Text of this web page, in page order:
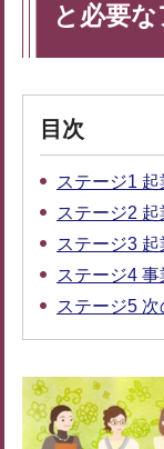
と必要
目次
ステージ1
ステージ2
ステージ3
ステージ4
ステージ5